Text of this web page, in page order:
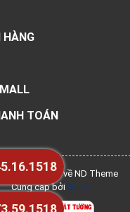
HÀNG
TOÁN
quyền thuộc về ND Theme
Cung cấp bởi Sapo